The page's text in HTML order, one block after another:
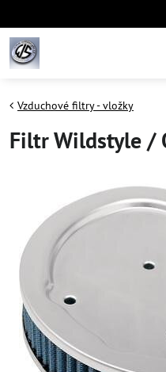
Vzduchové filtry - vložky
Filtr Wildstyle /